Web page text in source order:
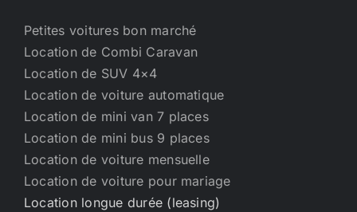
Petites voitures bon marché
Location de Combi Caravan
Location de SUV 4×4
Location de voiture automatique
Location de mini van 7 places
Location de mini bus 9 places
Location de voiture mensuelle
Location de voiture pour mariage
Location longue durée (leasing)